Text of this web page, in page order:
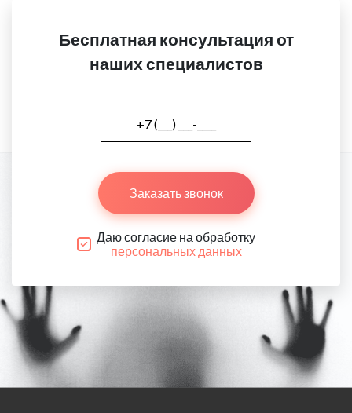
Бесплатная консультация от
наших специалистов
Заказать звонок
Даю согласие на обработку
персональных данных